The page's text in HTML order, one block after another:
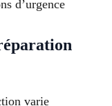
d’urgence
varie